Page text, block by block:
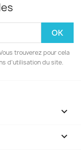
trouverez pour cela
d'utilisation du site.

